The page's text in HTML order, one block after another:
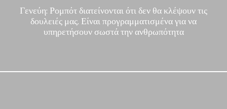
Γενεύη: Ρομπότ διατείνονται ότι δεν θα κλέψουν τις
δουλειές μας. Είναι προγραμματισμένα για να
υπηρετήσουν σωστά την ανθρωπότητα